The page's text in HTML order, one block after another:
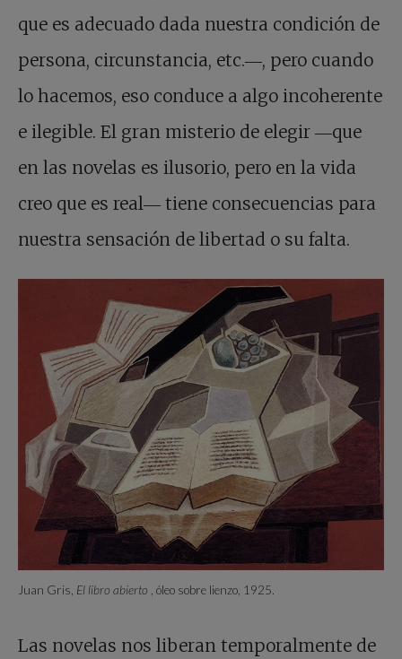
que es adecuado dada nuestra condición de
persona, circunstancia, etc.―, pero cuando
lo hacemos, eso conduce a algo incoherente
e ilegible. El gran misterio de elegir ―que
en las novelas es ilusorio, pero en la vida
creo que es real― tiene consecuencias para
nuestra sensación de libertad o su falta.
Juan Gris, El libro abierto , óleo sobre lienzo, 1925.
Las novelas nos liberan temporalmente de